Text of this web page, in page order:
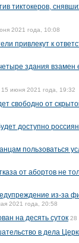
тиктокеров,
2021 года, 10:08
привлекут к
здания взамен
15 июня 2021 года, 19:32
свободно от
доступно
пользоваться
от абортов не
из-за
2021 года, 20:58
на десять суток 28
в дела